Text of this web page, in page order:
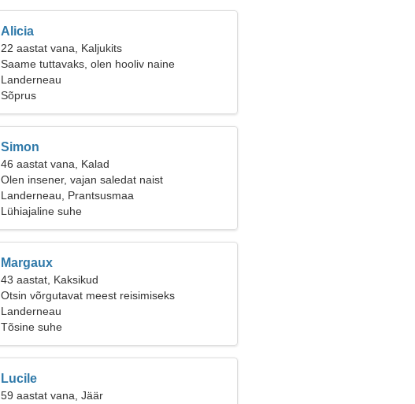
Alicia
22 aastat vana, Kaljukits
Saame tuttavaks, olen hooliv naine
Landerneau
Sõprus
Simon
46 aastat vana, Kalad
Olen insener, vajan saledat naist
Landerneau, Prantsusmaa
Lühiajaline suhe
Margaux
43 aastat, Kaksikud
Otsin võrgutavat meest reisimiseks
Landerneau
Tõsine suhe
Lucile
59 aastat vana, Jäär